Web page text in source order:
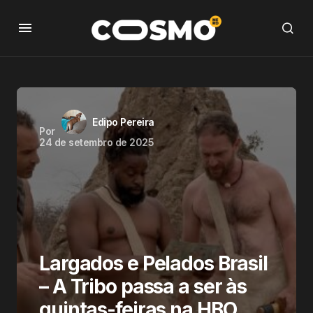
Por
Edipo Pereira
24 de setembro de 2025
Largados e Pelados Brasil
– A Tribo passa a ser às